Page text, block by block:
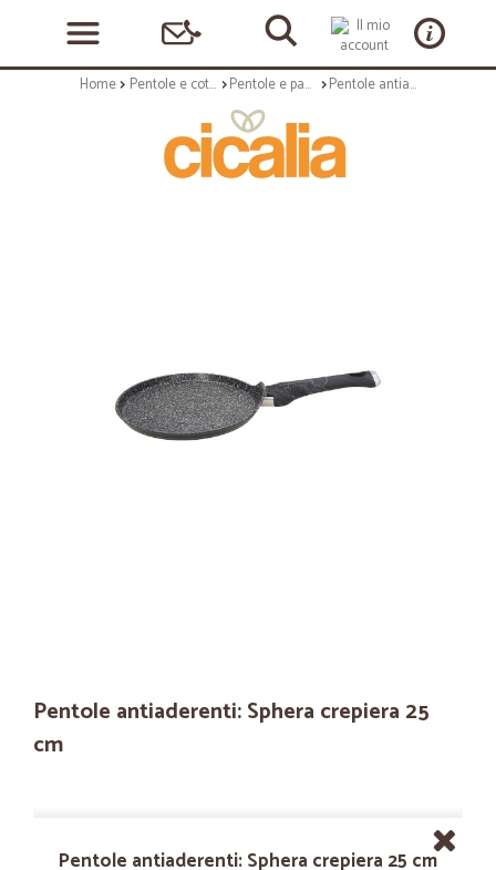
Home Pentole e cottura Pentole e padelle antiaderenti Pentole antiaderenti: Sphera crepiera 25 cm
Pentole antiaderenti: Sphera crepiera 25
cm
Pentole antiaderenti: Sphera crepiera 25 cm